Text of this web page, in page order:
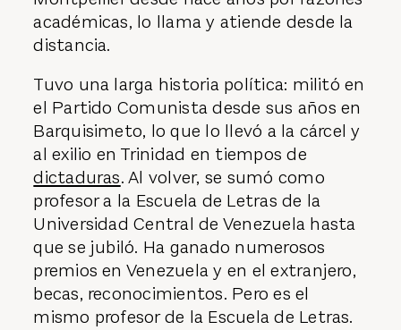
académicas, lo llama y atiende desde la
distancia.
Tuvo una larga historia política: militó en
el Partido Comunista desde sus años en
Barquisimeto, lo que lo llevó a la cárcel y
al exilio en Trinidad en tiempos de
dictaduras. Al volver, se sumó como
profesor a la Escuela de Letras de la
Universidad Central de Venezuela hasta
que se jubiló. Ha ganado numerosos
premios en Venezuela y en el extranjero,
becas, reconocimientos. Pero es el
mismo profesor de la Escuela de Letras.